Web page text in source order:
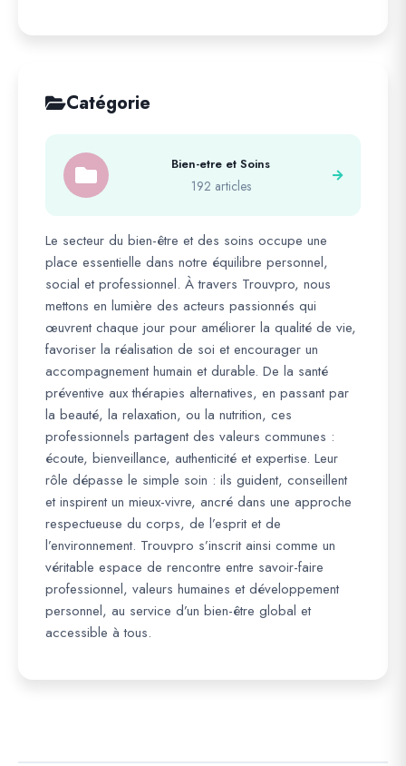
Catégorie
Bien-etre et Soins
192 articles
Le secteur du bien-être et des soins occupe une
place essentielle dans notre équilibre personnel,
social et professionnel. À travers Trouvpro, nous
mettons en lumière des acteurs passionnés qui
œuvrent chaque jour pour améliorer la qualité de vie,
favoriser la réalisation de soi et encourager un
accompagnement humain et durable. De la santé
préventive aux thérapies alternatives, en passant par
la beauté, la relaxation, ou la nutrition, ces
professionnels partagent des valeurs communes :
écoute, bienveillance, authenticité et expertise. Leur
rôle dépasse le simple soin : ils guident, conseillent
et inspirent un mieux-vivre, ancré dans une approche
respectueuse du corps, de l’esprit et de
l’environnement. Trouvpro s’inscrit ainsi comme un
véritable espace de rencontre entre savoir-faire
professionnel, valeurs humaines et développement
personnel, au service d’un bien-être global et
accessible à tous.